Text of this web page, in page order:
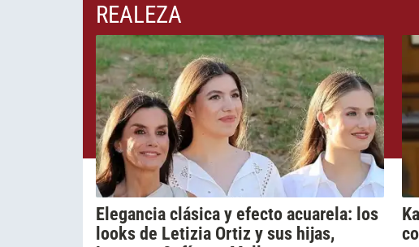
REALEZA
Elegancia clásica y efecto acuarela: los
looks de Letizia Ortiz y sus hijas,